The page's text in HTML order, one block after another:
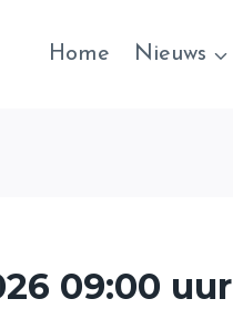
Home Nieuws
09:00 uur